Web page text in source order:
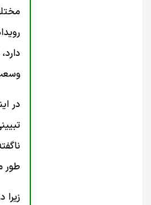
در
طور